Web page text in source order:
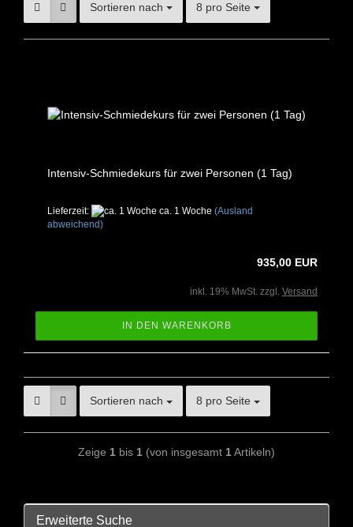
Sortieren nach 8 pro Seite
Intensiv-Schmiedekurs für zwei Personen (1 Tag)
Lieferzeit: ca. 1 Woche (Ausland
abweichend)
935,00 EUR
inkl. 19% MwSt. zzgl. Versand
IN DEN WARENKORB
Sortieren nach 8 pro Seite
Zeige 1 bis 1 (von insgesamt 1Artikeln)
Erweiterte Suche